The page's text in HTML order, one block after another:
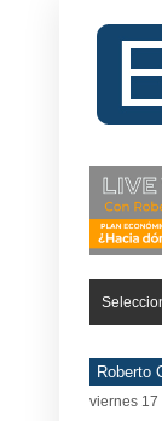
Roberto
viernes 17